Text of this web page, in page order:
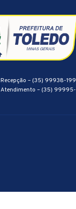
Recepção – (35) 99938-
Atendimento – (35)